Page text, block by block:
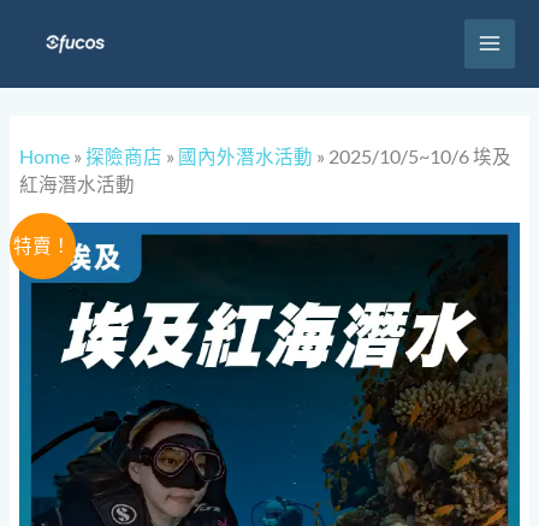
要
Home »探險商店 » 國內外潛水活動 » 2025/10/5~10/6 埃及
紅海潛水活動
特賣！
原
格：
NT$28,888。
目
格：
NT$23,888。
2025/10/5~10/6
埃
及
潛
動